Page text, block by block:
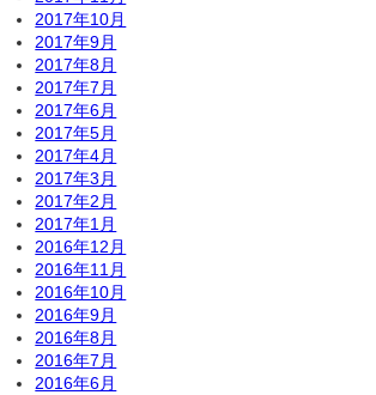
2017年10月
2017年9月
2017年8月
2017年7月
2017年6月
2017年5月
2017年4月
2017年3月
2017年2月
2017年1月
2016年12月
2016年11月
2016年10月
2016年9月
2016年8月
2016年7月
2016年6月